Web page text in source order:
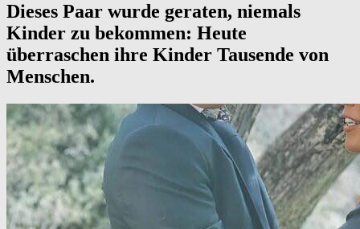
Dieses Paar wurde geraten, niemals
Kinder zu bekommen: Heute
überraschen ihre Kinder Tausende von
Menschen.